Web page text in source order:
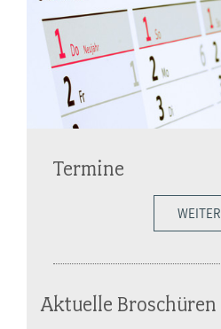
Termine
WEITER
Aktuelle Broschüren